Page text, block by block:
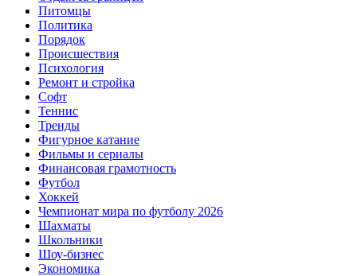
Питомцы
Политика
Порядок
Происшествия
Психология
Ремонт и стройка
Софт
Теннис
Тренды
Фигурное катание
Фильмы и сериалы
Финансовая грамотность
Футбол
Хоккей
Чемпионат мира по футболу 2026
Шахматы
Школьники
Шоу-бизнес
Экономика